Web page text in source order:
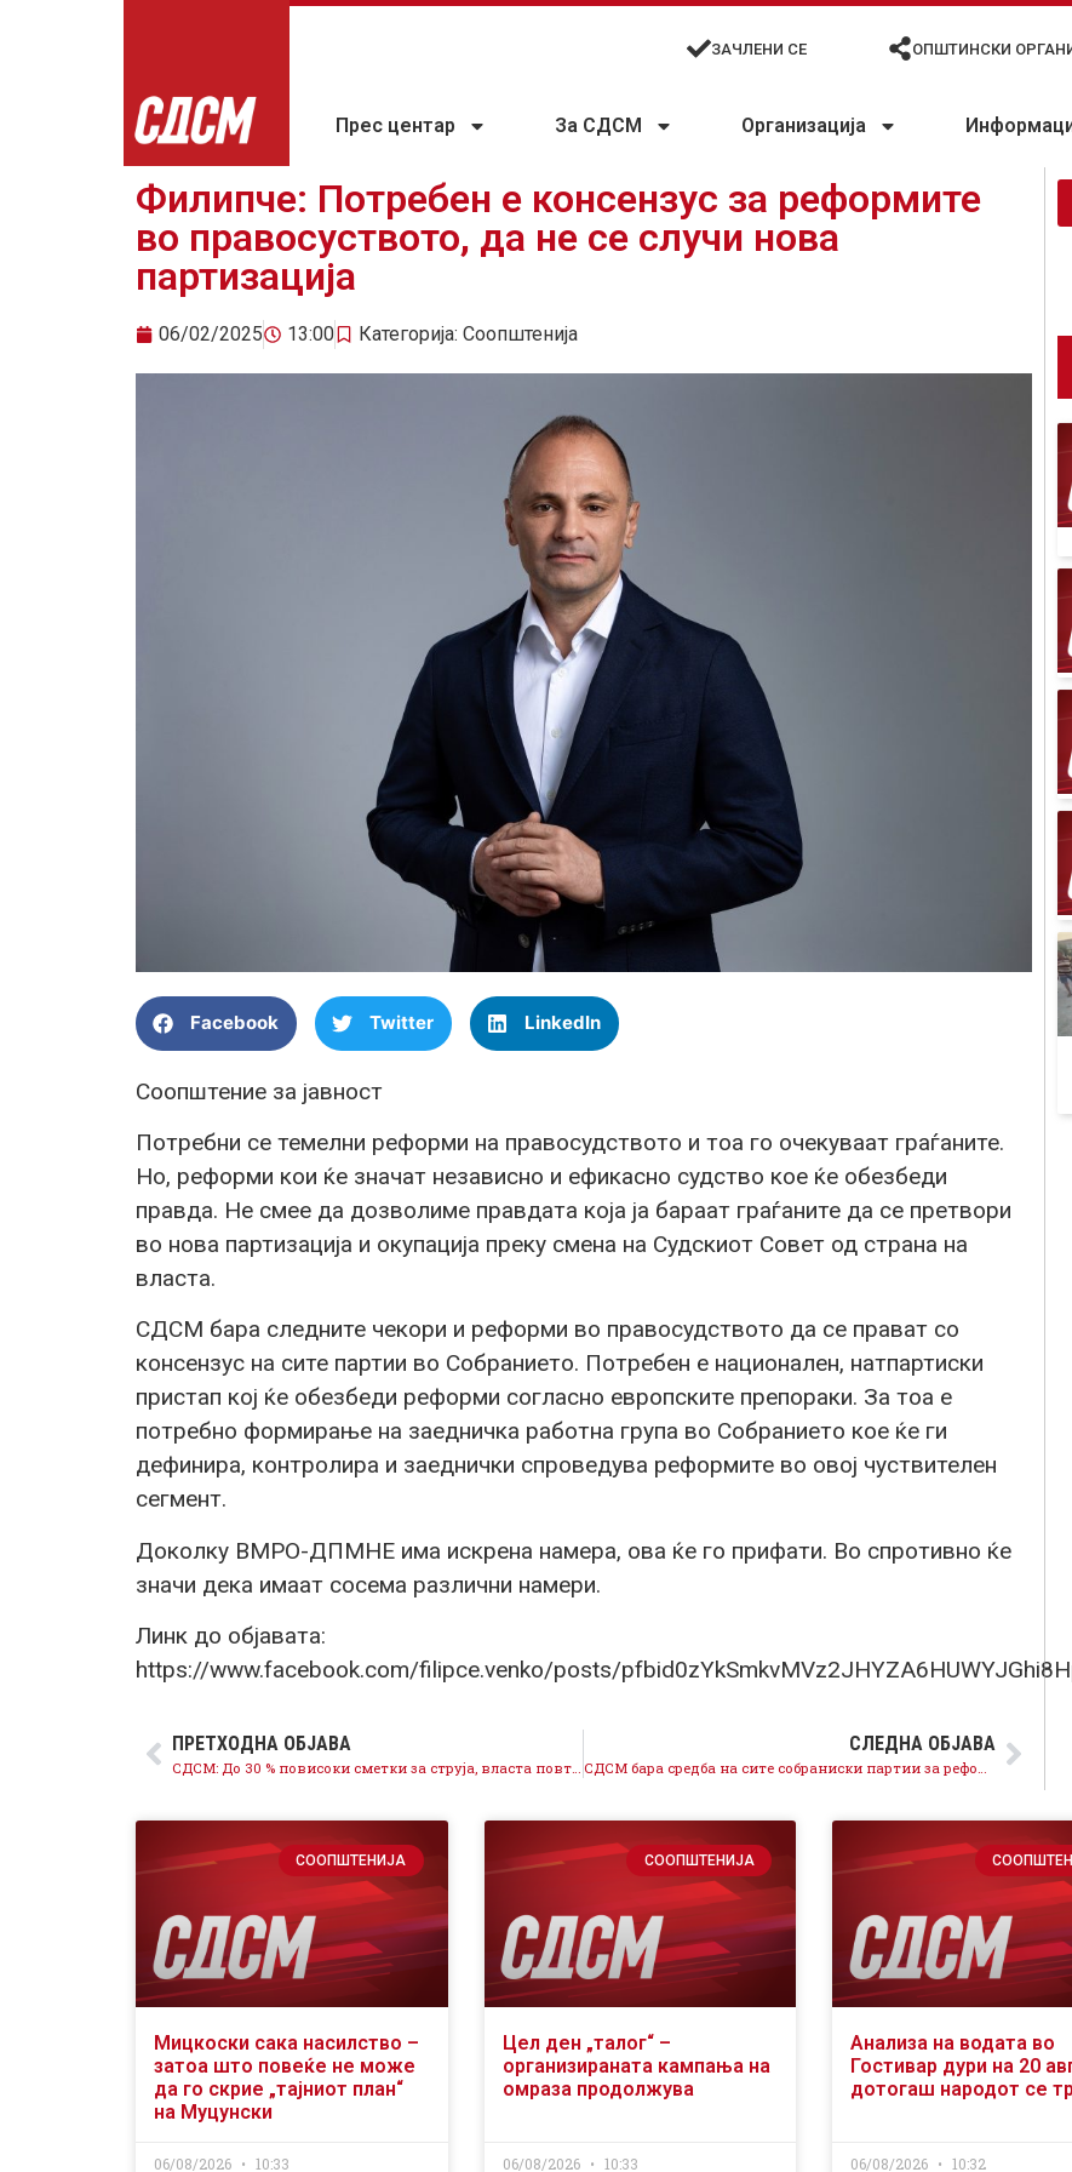
ЗАЧЛЕНИ СЕ ОПШТИНСКИ
Прес центар За СДСМ Организација
Филипче: Потребен е консензус за реформите
во правосуството, да не се случи нова
партизација
06/02/2025 13:00 Категорија: Соопштенија
Facebook Twitter LinkedIn
Соопштение за јавност
Потребни се темелни реформи на правосудството и тоа го очекуваат граѓаните.
Но, реформи кои ќе значат независно и ефикасно судство кое ќе обезбеди
правда. Не смее да дозволиме правдата која ја бараат граѓаните да се претвори
во нова партизација и окупација преку смена на Судскиот Совет од страна на
власта.
СДСМ бара следните чекори и реформи во правосудството да се прават со
консензус на сите партии во Собранието. Потребен е национален, натпартиски
пристап кој ќе обезбеди реформи согласно европските препораки. За тоа е
потребно формирање на заедничка работна група во Собранието кое ќе ги
дефинира, контролира и заеднички спроведува реформите во овој чуствителен
сегмент.
Доколку ВМРО-ДПМНЕ има искрена намера, ова ќе го прифати. Во спротивно ќе
значи дека имаат сосема различни намери.
Линк до објавата:
https://www.facebook.com/filipce.venko/posts/
ПРЕТХОДНА ОБЈАВА СЛЕДНА ОБЈАВА
СООПШТЕНИЈА
Мицкоски сака насилство –
затоа што повеќе не може
да го скрие „тајниот план“
на Муцунски
06/08/2026 10:33
СООПШТЕНИЈА
Цел ден „талог“ –
организираната кампања на
омраза продолжува
06/08/2026 10:33
Анализа на водата во
Гостивар дури на 20
дотогаш народот се
06/08/2026 10:32